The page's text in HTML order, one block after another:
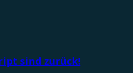
sind zurück!